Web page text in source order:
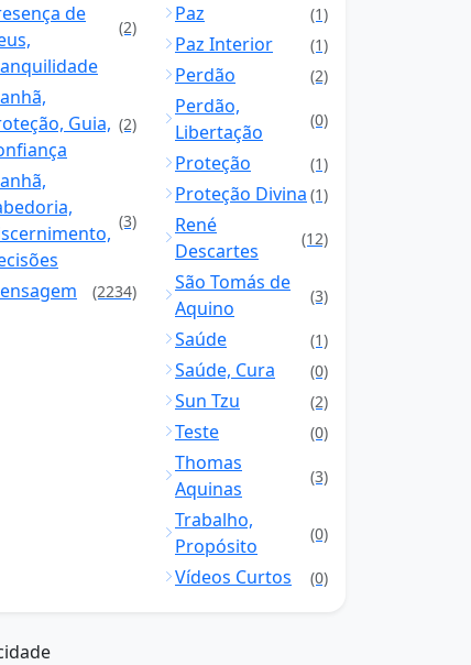
de
(2)
Guia, (2)
(3)
(2234)
Paz (1)
Paz Interior (1)
Perdão (2)
Perdão,
Libertação
(0)
Proteção (1)
Proteção Divina (1)
René
Descartes
(12)
São Tomás de
Aquino
(3)
Saúde (1)
Saúde, Cura (0)
Sun Tzu (2)
Teste (0)
Thomas
Aquinas
(3)
Trabalho,
Propósito
(0)
Vídeos Curtos (0)